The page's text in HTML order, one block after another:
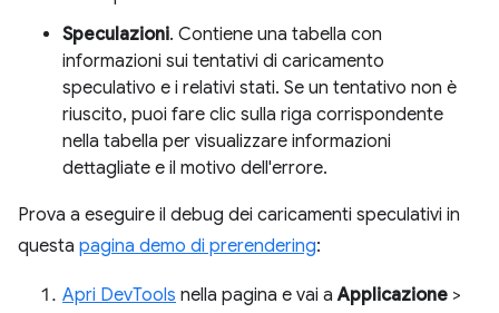
Speculazioni. Contiene una tabella con
informazioni sui tentativi di caricamento
speculativo e i relativi stati. Se un tentativo non è
riuscito, puoi fare clic sulla riga corrispondente
nella tabella per visualizzare informazioni
dettagliate e il motivo dell'errore.
Prova a eseguire il debug dei caricamenti speculativi in
questa pagina demo di prerendering:
Apri DevTools nella pagina e vai aApplicazione >